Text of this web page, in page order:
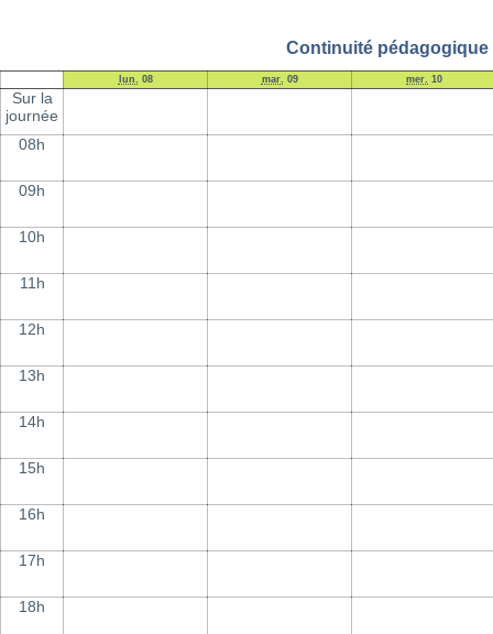
Continuité pédagogique
lun. 08 mar. 09 mer. 10
Sur la
journée
08h
09h
10h
11h
12h
13h
14h
15h
16h
17h
18h